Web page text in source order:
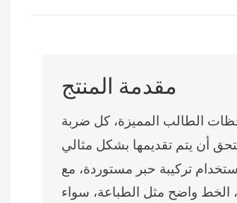
مقدمة المنتج
الطالب المميزة، كل ضربة
تركيبة حبر مستوردة، مع
الخط واضح مثل الطباعة، سواء